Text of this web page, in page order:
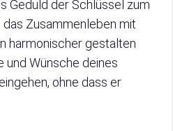
Geduld der Schlüssel zum
das Zusammenleben mit
harmonischer gestalten
und Wünsche deines
ohne dass er